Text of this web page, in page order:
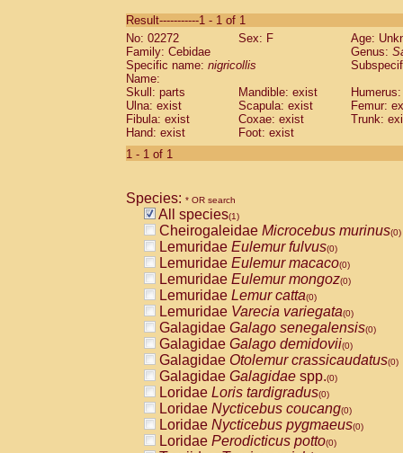
CebidaeSaguinus labiatus(0)
Cebidae Saguinus leucopus (0)
Cebidae
CebidaeSaguinus mystax
Cebidae Saguinus nigricollis (1)
Cebidae Saguinus oedipus
Cebidae Saguinus weddelli
Cebidae Saguinusspp.
Cebidae
CebidaeCebus capucinus
CebidaeCebus nigrivittatus
CebidaeCebus spp.(0)
CebidaeSaimiri boliviensis(0)
CebidaeSaimiri sciureus(0)
AtelidaeAlouatta caraya(0)
AtelidaeAlouatta fusca(0)
AtelidaeAlouatta seniculus(0)
AtelidaeAlouattaspp.(0)
AtelidaeAteles belzebuth(0)
AtelidaeAteles geoffroyi(0)
AtelidaeAteles paniscus(0)
AtelidaeAtelesspp.(0)
AtelidaeLagothrix lagothricha(0)
AtelidaeLagothrix lagothricha cana
PitheciidaeCacajao calvus
Result-----------1 - 1 of 1
No: 02272
Sex: F
Age:
Family: Cebidae
Genus:
Specific name: nigricollis
Name:
Skull: parts
Mandible: exist
Ulna: exist
Scapula: exist
Femur:
Fibula: exist
Coxae: exist
Trunk:
Hand: exist
Foot: exist
1 - 1 of 1
Species: * OR search
All species(1)
Cheirogaleidae Microcebus murinus(0)
Lemuridae Eulemur fulvus(0)
Lemuridae Eulemur macaco(0)
Lemuridae Eulemur mongoz(0)
Lemuridae Lemur catta(0)
Lemuridae Varecia variegata(0)
Galagidae Galago senegalensis(0)
Galagidae Galago demidovii(0)
Galagidae Otolemur crassicaudatus(0)
Galagidae Galagidae spp.(0)
Loridae Loris tardigradus(0)
Loridae Nycticebus coucang(0)
Loridae Nycticebus pygmaeus(0)
Loridae Perodicticus potto(0)